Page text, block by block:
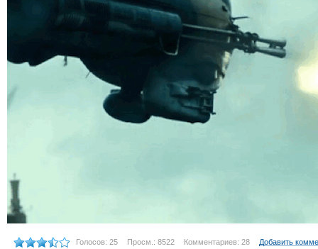
Голосов: 25 Просм.: 8522 Комментариев: 28 Добавить